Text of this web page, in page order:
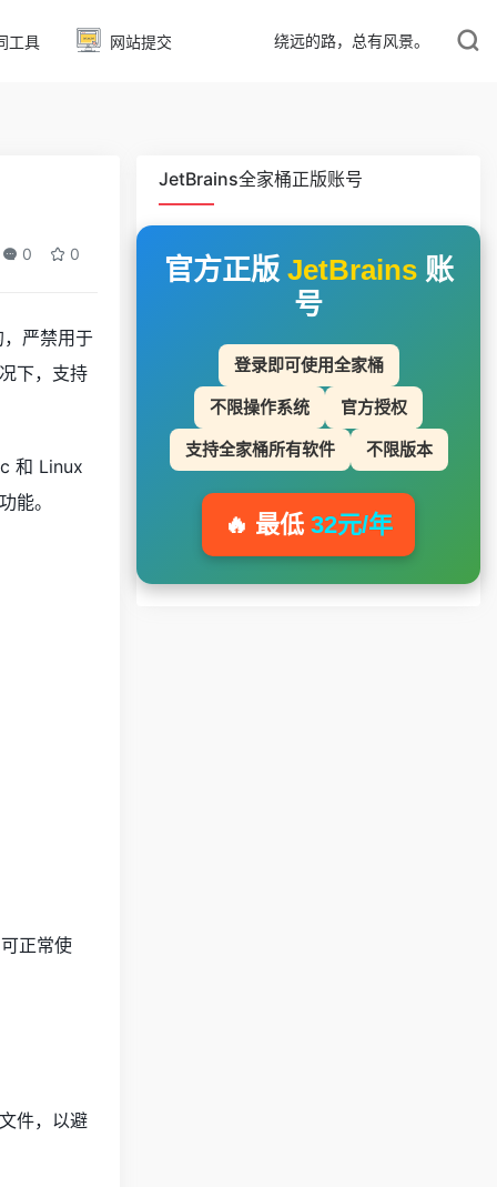
工具 网站提交 绕远的路，总有风景。
0 0
严禁用于
下，支持
和 Linux
能。
正常使
件，以避
JetBrains全家桶正版账号
官方正版 JetBrains账
号
登录即可使用全家桶
不限操作系统 官方授权
支持全家桶所有软件 不限版本
🔥 最低 32元/年